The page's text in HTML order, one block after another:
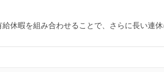
休暇を組み合わせることで、さらに長い連